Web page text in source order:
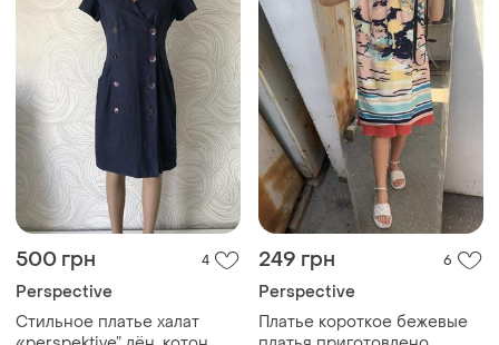
500 грн 4
Perspective
Стильное платье халат
249 грн 6
Perspective
Платье короткое бежевые